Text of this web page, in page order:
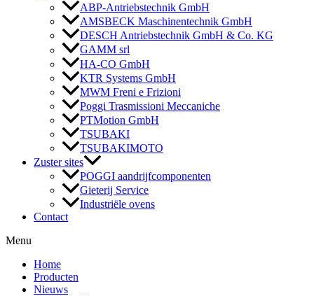
ABP-Antriebstechnik GmbH
AMSBECK Maschinentechnik GmbH
DESCH Antriebstechnik GmbH & Co. KG
GAMM srl
HA-CO GmbH
KTR Systems GmbH
MWM Freni e Frizioni
Poggi Trasmissioni Meccaniche
PTMotion GmbH
TSUBAKI
TSUBAKIMOTO
Zuster sites
POGGI aandrijfcomponenten
Gieterij Service
Industriële ovens
Contact
Menu
Home
Producten
Nieuws